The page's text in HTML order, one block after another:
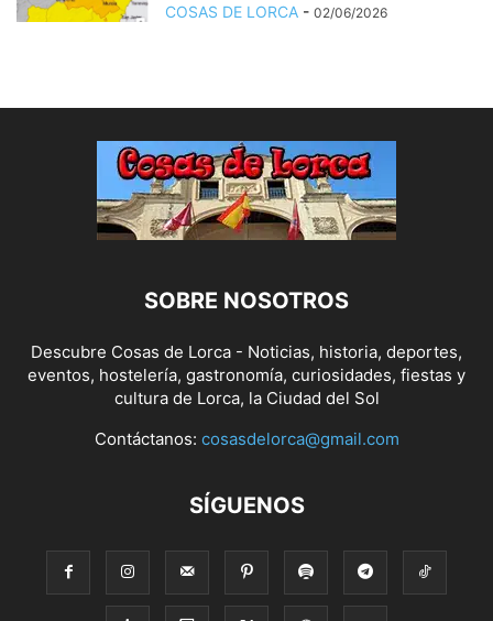
COSAS DE LORCA - 02/06/2026
SOBRE NOSOTROS
Descubre Cosas de Lorca - Noticias, historia, deportes,
eventos, hostelería, gastronomía, curiosidades, fiestas y
cultura de Lorca, la Ciudad del Sol
Contáctanos: cosasdelorca@gmail.com
SÍGUENOS